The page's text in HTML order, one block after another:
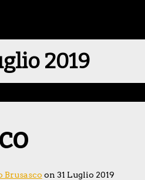
2019
Brusasco on 31 Luglio 2019